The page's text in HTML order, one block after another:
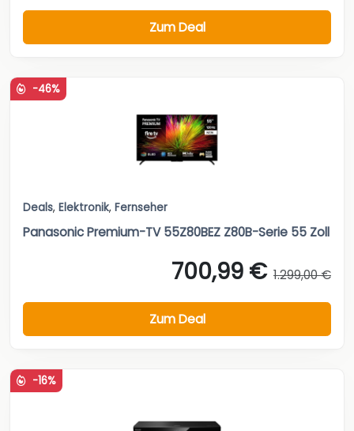
Zum Deal
-46%
Deals, Elektronik, Fernseher
Panasonic Premium-TV 55Z80BEZ Z80B-Serie 55 Zoll
700,99 € 1.299,00 €
Zum Deal
-16%